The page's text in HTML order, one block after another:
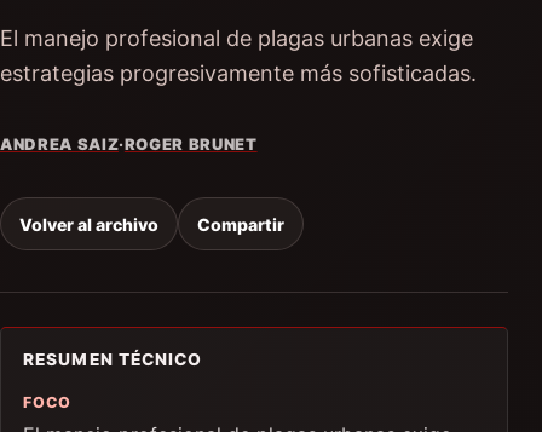
El manejo profesional de plagas urbanas exige
estrategias progresivamente más sofisticadas.
ANDREA SAIZ·ROGER BRUNET
Volver al archivo Compartir
RESUMEN TÉCNICO
FOCO